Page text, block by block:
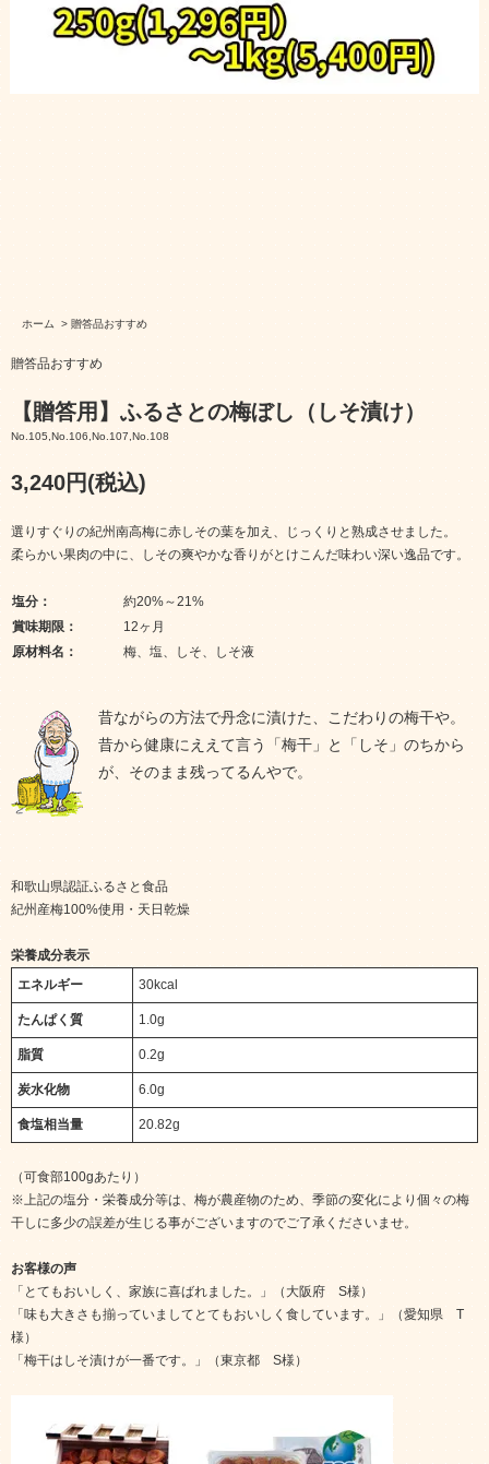
ホーム > 贈答品おすすめ
贈答品おすすめ
【贈答用】ふるさとの梅ぼし（しそ漬け）
No.105,No.106,No.107,No.108
3,240円(税込)
選りすぐりの紀州南高梅に赤しその葉を加え、じっくりと熟成させました。
柔らかい果肉の中に、しその爽やかな香りがとけこんだ味わい深い逸品です。
塩分：
約20%～21%
賞味期限：
12ヶ月
原材料名：
梅、塩、しそ、しそ液
昔ながらの方法で丹念に漬けた、こだわりの梅干や。
昔から健康にええて言う「梅干」と「しそ」のちから
が、そのまま残ってるんやで。
和歌山県認証ふるさと食品
紀州産梅100%使用・天日乾燥
栄養成分表示
エネルギー
30kcal
たんぱく質 1.0g
脂質 0.2g
炭水化物 6.0g
食塩相当量 20.82g
（可食部100gあたり）
※上記の塩分・栄養成分等は、梅が農産物のため、季節の変化により個々の梅
干しに多少の誤差が生じる事がございますのでご了承くださいませ。
お客様の声
「とてもおいしく、家族に喜ばれました。」（大阪府 S様）
「味も大きさも揃っていましてとてもおいしく食しています。」（愛知県 T
様）
「梅干はしそ漬けが一番です。」（東京都 S様）